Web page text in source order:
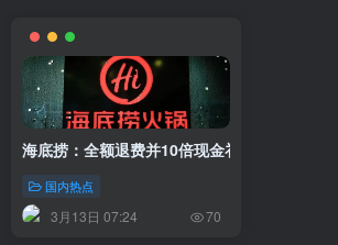
海底捞：全额退费并10倍现金补偿，起诉涉事者
国内热点
3月13日 07:24 70